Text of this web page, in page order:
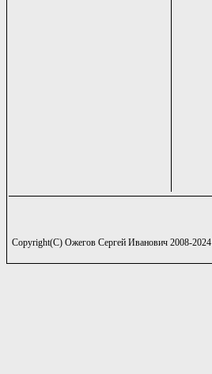
Copyright(C) Ожегов Сергей Иванович 2008-2024